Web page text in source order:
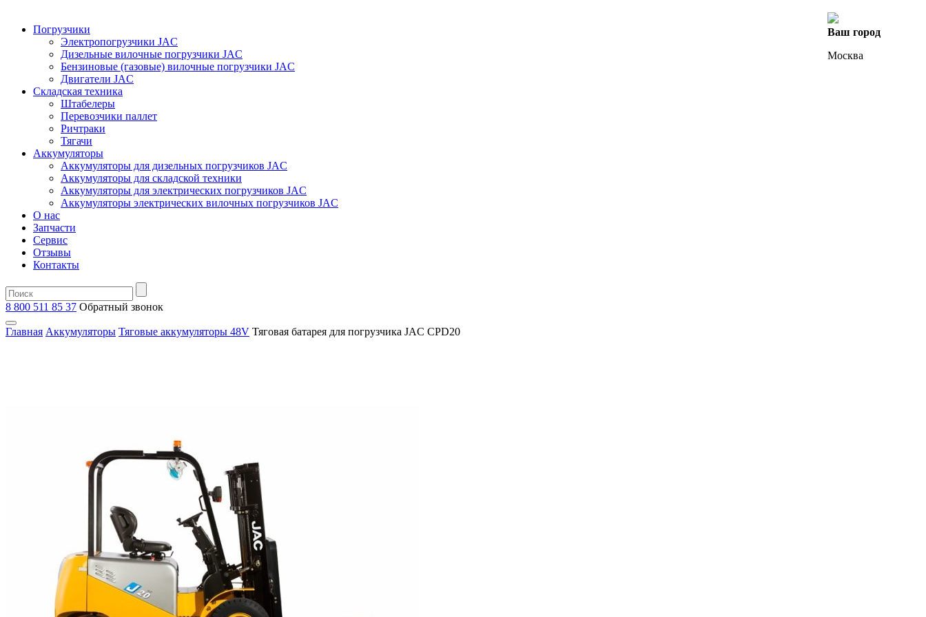
Погрузчики
Электропогрузчики JAC
Дизельные вилочные погрузчики JAC
Бензиновые (газовые) вилочные погрузчики JAC
Двигатели JAC
Складская техника
Штабелеры
Перевозчики паллет
Ричтраки
Тягачи
Аккумуляторы
Аккумуляторы для дизельных погрузчиков JAC
Аккумуляторы для складской техники
Аккумуляторы для электрических погрузчиков JAC
Аккумуляторы электрических вилочных погрузчиков JAC
О нас
Запчасти
Сервис
Отзывы
Контакты
Ваш город
Москва
8 800 511 85 37 Oбратный звонок
Главная Аккумуляторы Тяговые аккумуляторы 48V Тяговая батарея для погрузчика JAC CPD20